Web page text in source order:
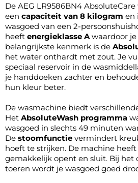
De AEG LR9586BN4
een capaciteit van 8 kilogram en
wasgoed van een 2-
heeft energieklasse Awaardoor je
belangrijkste kenmerk is de
het water onthardt met zout. Je
speciaal reservoir in de
je handdoeken zachter en
hun kleur beter.
De wasmachine biedt
Het AbsoluteWash programma
wasgoed in slechts 49 minuten
De stoomfunctie vermindert
hoeft te strijken. De machine heeft
gemakkelijk opent en sluit. Bij het
toeren wordt je wasgoed goed